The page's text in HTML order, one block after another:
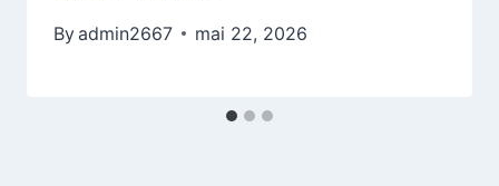
Byadmin2667 mai 22, 2026